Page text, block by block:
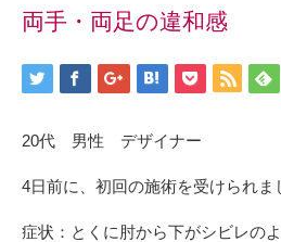
両手・両足の違和感
20代 男性 デザイナー
4日前に、初回の施術を受けられま
症状：とくに肘から下がシビレの